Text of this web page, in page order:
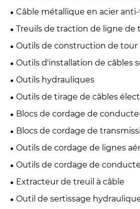
Câble métallique en acier
Treuils de traction de ligne de
Outils de construction de tour
Outils d'installation de câbles
Outils hydrauliques
Outils de tirage de câbles
Blocs de cordage de
Blocs de cordage de
Outils de cordage de lignes
Outils de cordage de
Extracteur de treuil à câble
Outil de sertissage